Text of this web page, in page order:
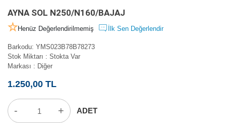
AYNA SOL N250/N160/BAJAJ
Henüz Değerlendirilmemiş İlk Sen Değerlendir
Barkodu: YMS023B78B78273
Stok Miktarı : Stokta Var
Markası : Diğer
1.250,00 TL
- + ADET